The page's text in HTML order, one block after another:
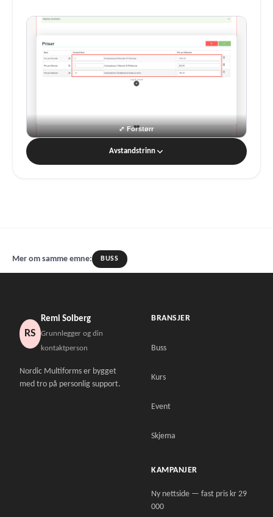
Avstandstrinn
Mer om samme emne: BUSS
RS
Remi Solberg
Grunnlegger og din
kontaktperson
Nordic Multiforms er bygget
med tro på personlig support.
BRANSJER
Buss
Kurs
Event
Skjema
KAMPANJER
Ny nettside — fast pris kr 29
000